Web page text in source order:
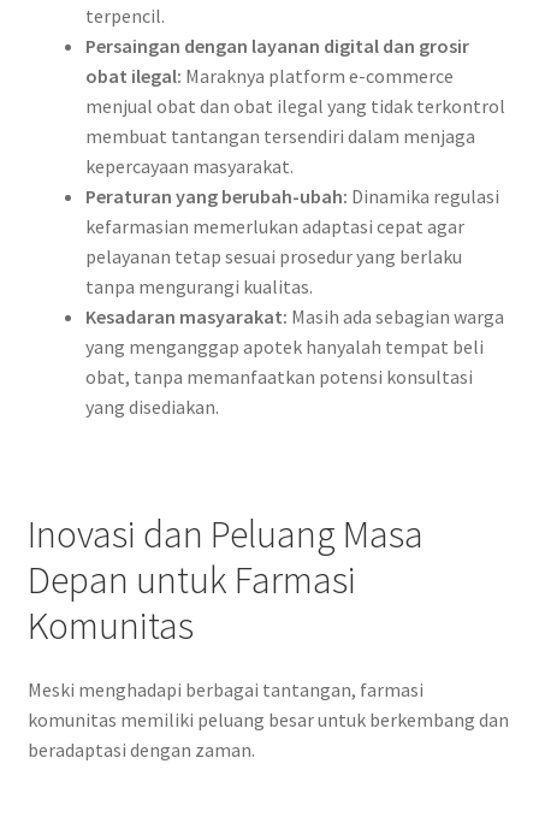
terpencil.
Persaingan dengan layanan digital dan grosir
obat ilegal: Maraknya platform e-commerce
menjual obat dan obat ilegal yang tidak terkontrol
membuat tantangan tersendiri dalam menjaga
kepercayaan masyarakat.
Peraturan yang berubah-ubah: Dinamika regulasi
kefarmasian memerlukan adaptasi cepat agar
pelayanan tetap sesuai prosedur yang berlaku
tanpa mengurangi kualitas.
Kesadaran masyarakat: Masih ada sebagian warga
yang menganggap apotek hanyalah tempat beli
obat, tanpa memanfaatkan potensi konsultasi
yang disediakan.
Inovasi dan Peluang Masa
Depan untuk Farmasi
Komunitas
Meski menghadapi berbagai tantangan, farmasi
komunitas memiliki peluang besar untuk berkembang dan
beradaptasi dengan zaman.